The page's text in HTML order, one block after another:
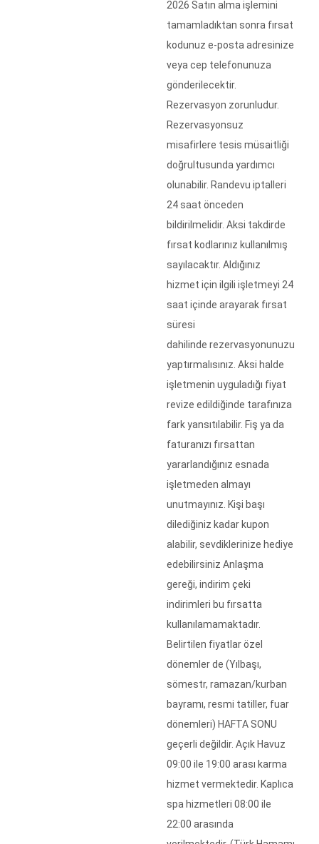
2026 Satın alma işlemini
tamamladıktan sonra fırsat
kodunuz e-posta adresinize
veya cep telefonunuza
gönderilecektir.
Rezervasyon zorunludur.
Rezervasyonsuz
misafirlere tesis müsaitliği
doğrultusunda yardımcı
olunabilir. Randevu iptalleri
24 saat önceden
bildirilmelidir. Aksi takdirde
fırsat kodlarınız kullanılmış
sayılacaktır. Aldığınız
hizmet için ilgili işletmeyi 24
saat içinde arayarak fırsat
süresi
dahilinde rezervasyonunuzu
yaptırmalısınız. Aksi halde
işletmenin uyguladığı fiyat
revize edildiğinde tarafınıza
fark yansıtılabilir. Fiş ya da
faturanızı fırsattan
yararlandığınız esnada
işletmeden almayı
unutmayınız. Kişi başı
dilediğiniz kadar kupon
alabilir, sevdiklerinize hediye
edebilirsiniz Anlaşma
gereği, indirim çeki
indirimleri bu fırsatta
kullanılamamaktadır.
Belirtilen fiyatlar özel
dönemler de (Yılbaşı,
sömestr, ramazan/kurban
bayramı, resmi tatiller, fuar
dönemleri) HAFTA SONU
geçerli değildir. Açık Havuz
09:00 ile 19:00 arası karma
hizmet vermektedir. Kaplıca
spa hizmetleri 08:00 ile
22:00 arasında